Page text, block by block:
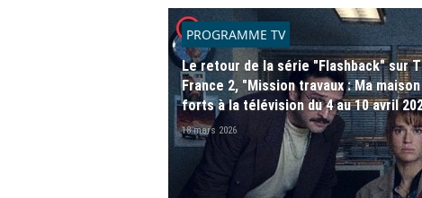
player2PROGRAMME TV
Le retour de la série "Flashback" sur
France 2, "Mission travaux : Ma
forts à la télévision du 4 au 10 avril
18 mars 2026